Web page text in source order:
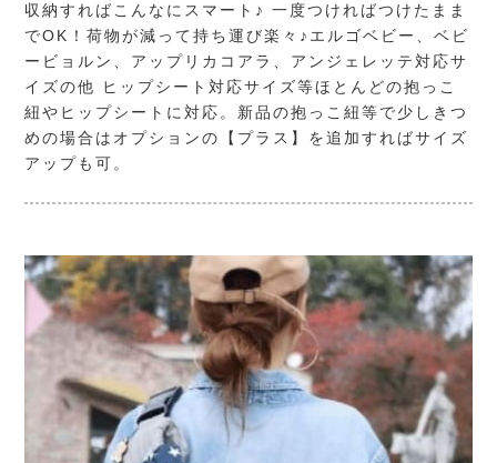
収納すればこんなにスマート♪ 一度つければつけたまま
でOK！荷物が減って持ち運び楽々♪エルゴベビー、ベビ
ービョルン、アップリカコアラ、アンジェレッテ対応サ
イズの他 ヒップシート対応サイズ等ほとんどの抱っこ
紐やヒップシートに対応。新品の抱っこ紐等で少しきつ
めの場合はオプションの【プラス】を追加すればサイズ
アップも可。